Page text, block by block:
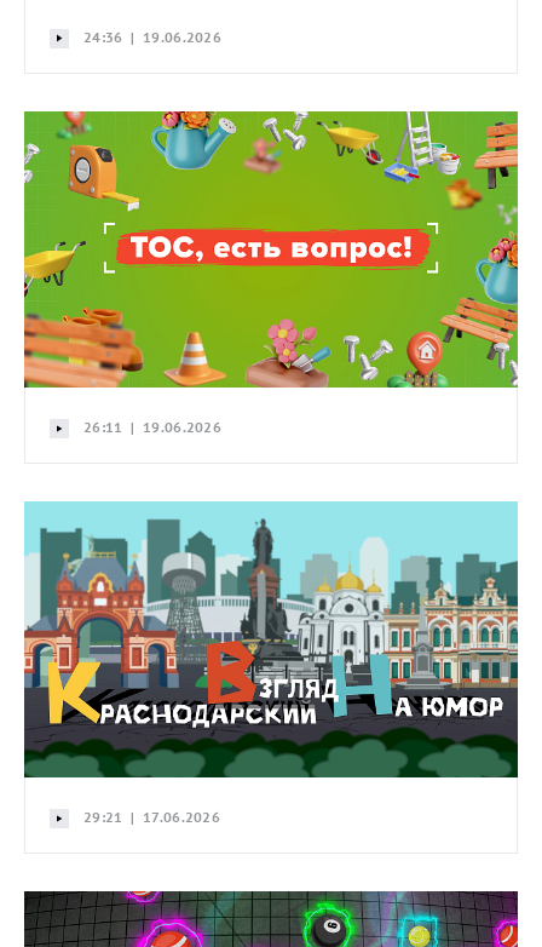
24:36 | 19.06.2026
26:11 | 19.06.2026
29:21 | 17.06.2026